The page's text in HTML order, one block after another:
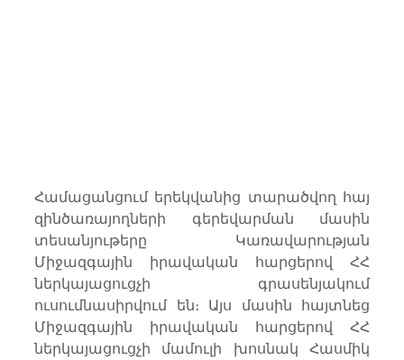
Համացանցում երեկվանից տարածվող հայ
զինծառայողների գերեվարման մասին
տեսանյութերը Կառավարության
Միջազգային իրավական հարցերով ՀՀ
ներկայացուցչի գրասենյակում
ուսումնասիրվում են։ Այս մասին հայտնեց
Միջազգային իրավական հարցերով ՀՀ
ներկայացուցչի մամուլի խոսնակ Հասմիկ